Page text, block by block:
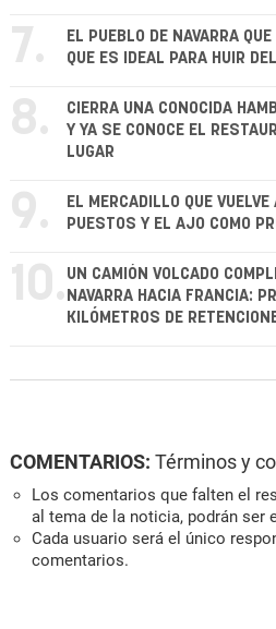
7.
EL PUEBLO DE NAVARRA
QUE ES IDEAL PARA HUIR
8.
CIERRA UNA CONOCIDA
Y YA SE CONOCE EL
LUGAR
9.
EL MERCADILLO QUE
PUESTOS Y EL AJO COMO
10. UN CAMIÓN VOLCADO
NAVARRA HACIA FRANCIA:
KILÓMETROS DE
COMENTARIOS: Términos y
Los comentarios que falten el
al tema de la noticia, podrán ser
Cada usuario será el único
comentarios.